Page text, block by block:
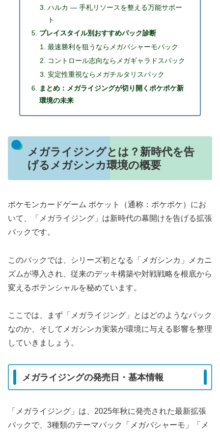
ハルカ ― 手札リソースを整える万能サポー
ト
プレイスタイル別おすすめパック診断
最速勝利を狙うならメガバシャーモパック
コントロール志向ならメガギャラドスパック
安定性重視ならメガチルタリスパック
まとめ：メガライジングが切り開くポケポケ新
環境の未来
メガライジングとは？新時代を告
げるメガシンカ環境の概要
ポケモンカードゲーム ポケット（通称：ポケポケ）にお
いて、「メガライジング」は新時代の幕開けを告げる拡張
パックです。
このパックでは、シリーズ初となる「メガシンカ」メカニ
ズムが導入され、従来のデッキ構築や対戦戦略を根底から
変えるポテンシャルを秘めています。
ここでは、まず「メガライジング」とはどのようなパック
なのか、そしてメガシンカ実装が環境に与える影響を整理
していきましょう。
メガライジングの発売日・基本情報
「メガライジング」は、2025年秋に発売された最新拡張
パックで、3種類のテーマパック「メガバシャーモ」「メ